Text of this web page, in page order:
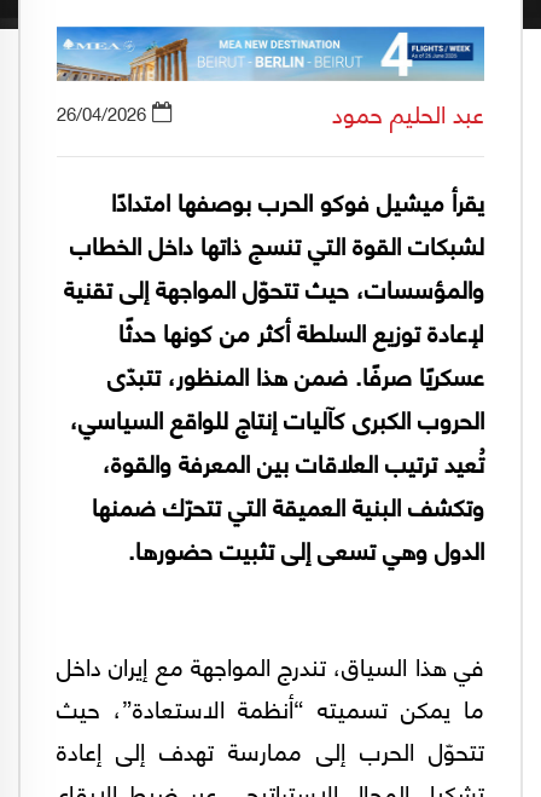
عبد الحليم حمود 26/04/2026
يقرأ ميشيل فوكو الحرب بوصفها امتدادًا
لشبكات القوة التي تنسج ذاتها داخل الخطاب
والمؤسسات، حيث تتحوّل المواجهة إلى تقنية
لإعادة توزيع السلطة أكثر من كونها حدثًا
عسكريًا صرفًا. ضمن هذا المنظور، تتبدّى
الحروب الكبرى كآليات إنتاج للواقع السياسي،
تُعيد ترتيب العلاقات بين المعرفة والقوة،
وتكشف البنية العميقة التي تتحرّك ضمنها
الدول وهي تسعى إلى تثبيت حضورها.
في هذا السياق، تندرج المواجهة مع إيران داخل
ما يمكن تسميته “أنظمة الاستعادة”، حيث
تتحوّل الحرب إلى ممارسة تهدف إلى إعادة